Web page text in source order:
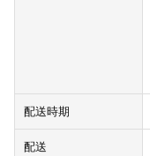
配送時期
配送